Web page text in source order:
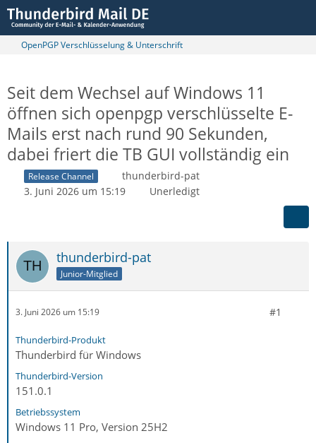
OpenPGP Verschlüsselung & Unterschrift
Seit dem Wechsel auf Windows 11
öffnen sich openpgp verschlüsselte E-
Mails erst nach rund 90 Sekunden,
dabei friert die TB GUI vollständig ein
Release Channel
thunderbird-pat
3. Juni 2026 um 15:19
Unerledigt
thunderbird-pat
Junior-Mitglied
3. Juni 2026 um 15:19 #1
Thunderbird-Produkt
Thunderbird für Windows
Thunderbird-Version
151.0.1
Betriebssystem
Windows 11 Pro, Version 25H2